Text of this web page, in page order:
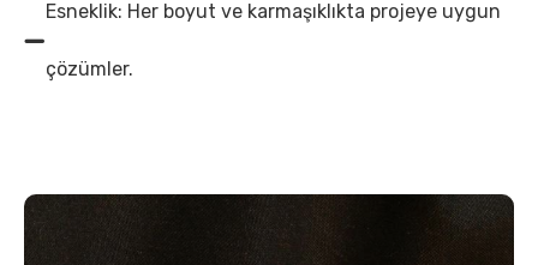
Esneklik: Her boyut ve karmaşıklıkta projeye uygun
çözümler.